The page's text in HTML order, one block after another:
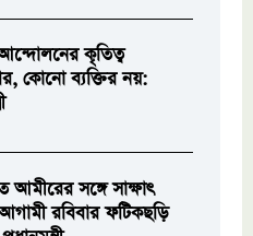
কৃতিত্ব
কোনো ব্যক্তির নয়:
আমীরের সঙ্গে সাক্ষাৎ
রবিবার ফটিকছড়ি